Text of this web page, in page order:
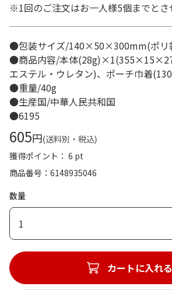
※1回のご注文はお一人様5個までとさ
●包装サイズ/140×50×300mm(ポ
●商品内容/本体
エステル・ウレタン)、ポーチ巾着
●重量/40g
●生産国/中華人民共和国
●6195
605円(送料別・税込)
獲得ポイント： 6 pt
商品番号
6148935046
数量
1
カートに入れる